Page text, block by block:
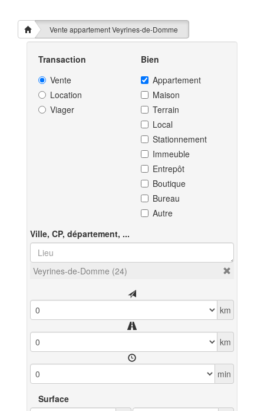
Vente appartement Veyrines-de-Domme
Transaction
Vente
Location
Viager
Bien
Appartement
Maison
Terrain
Local
Stationnement
Immeuble
Entrepôt
Boutique
Bureau
Autre
Ville, CP, département, ...
Veyrines-de-Domme (24)
km
km
min
Surface